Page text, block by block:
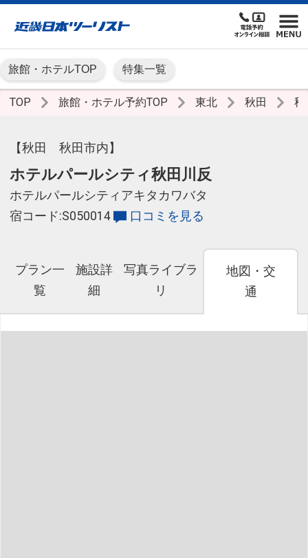
旅館・ホテルTOP 特集一覧
TOP 旅館・ホテル予約TOP 東北 秋田 秋
【秋田 秋田市内】
ホテルパールシティ秋田川反
ホテルパールシティアキタカワバタ
宿コード:S050014
口コミを見る
プラン一
覧
施設詳
細
写真ライブラ
リ
地図・交
通